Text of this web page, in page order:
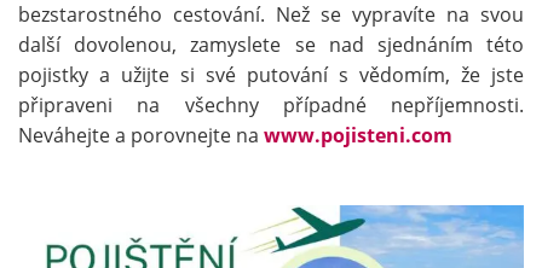
bezstarostného cestování. Než se vypravíte na svou
další dovolenou, zamyslete se nad sjednáním této
pojistky a užijte si své putování s vědomím, že jste
připraveni na všechny případné nepříjemnosti.
Neváhejte a porovnejte na www.pojisteni.com